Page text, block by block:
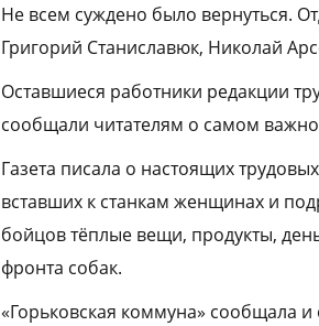
Не всем суждено было вернуться.
Григорий Станиславюк, Николай
Оставшиеся работники редакции
сообщали читателям о самом
Газета писала о настоящих
вставших к станкам женщинах и
бойцов тёплые вещи, продукты,
фронта собак.
«Горьковская коммуна» сообщала